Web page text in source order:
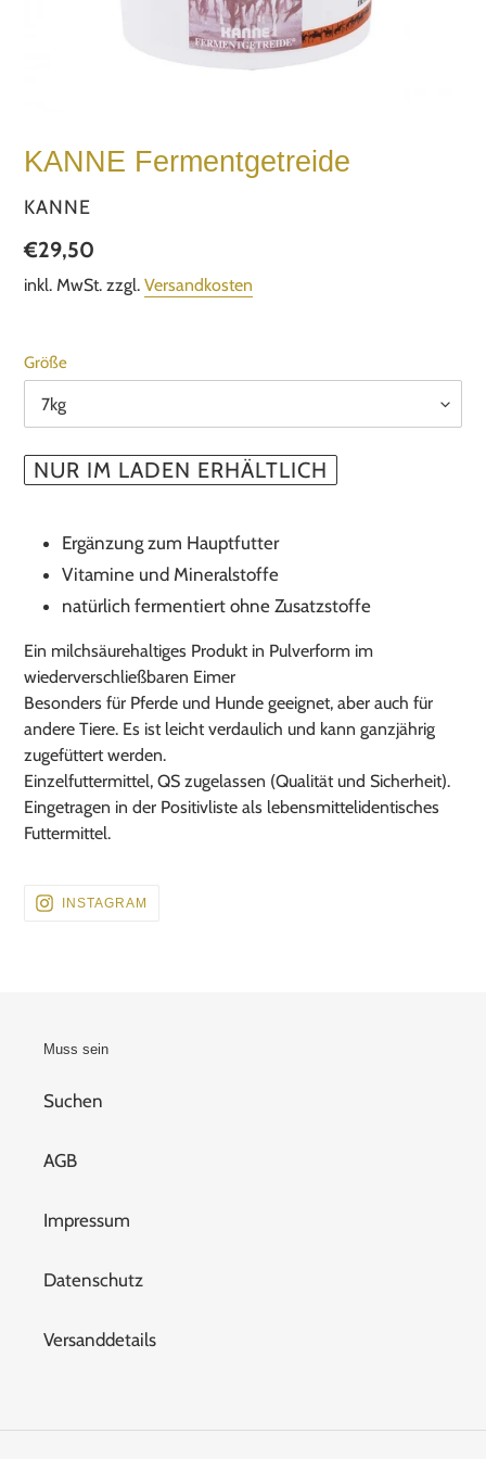
KANNE Fermentgetreide
VERKÄUFER
KANNE
Normaler
Preis
€29,50
inkl. MwSt. zzgl. Versandkosten
Größe
NUR IM LADEN ERHÄLTLICH
Warenkorb
hinzugefügt
Ergänzung zum Hauptfutter
Vitamine und Mineralstoffe
natürlich fermentiert ohne Zusatzstoffe
Ein milchsäurehaltiges Produkt in Pulverform im
wiederverschließbaren Eimer
Besonders für Pferde und Hunde geeignet, aber auch für
andere Tiere. Es ist leicht verdaulich und kann ganzjährig
zugefüttert werden.
Einzelfuttermittel, QS zugelassen (Qualität und Sicherheit).
Eingetragen in der Positivliste als lebensmittelidentisches
Futtermittel.
INSTAGRAM
Muss sein
Suchen
AGB
Impressum
Datenschutz
Versanddetails